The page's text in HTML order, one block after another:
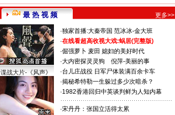
最 热 视 频 更多>>
谍战大片-《风声》
·独家首播:大秦帝国 范冰冰-金大班
·在线看超高收视大戏:蜗居(完整版)
·倔强萝卜 麦田 媳妇的美好时代
·大内密探灵灵狗
倪萍-美丽的事
·台儿庄战役 日军尸体装满百余卡车
·揭秘希特勒一生躲过多少次暗杀？
·1982香港回归中英谈判鲜为人知内幕
·宋丹丹：张国立活得太累